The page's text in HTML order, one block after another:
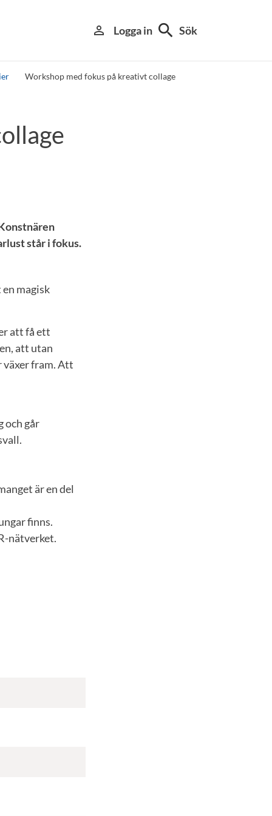
person_outline Logga in search Sök
Workshop med fokus på kreativt collage
står i fokus.
magisk
att få ett
att utan
växer fram. Att
och går
är en del
finns.
nätverket.